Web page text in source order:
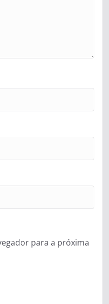
para a próxima